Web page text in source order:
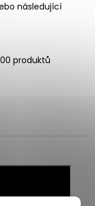
následující
produktů